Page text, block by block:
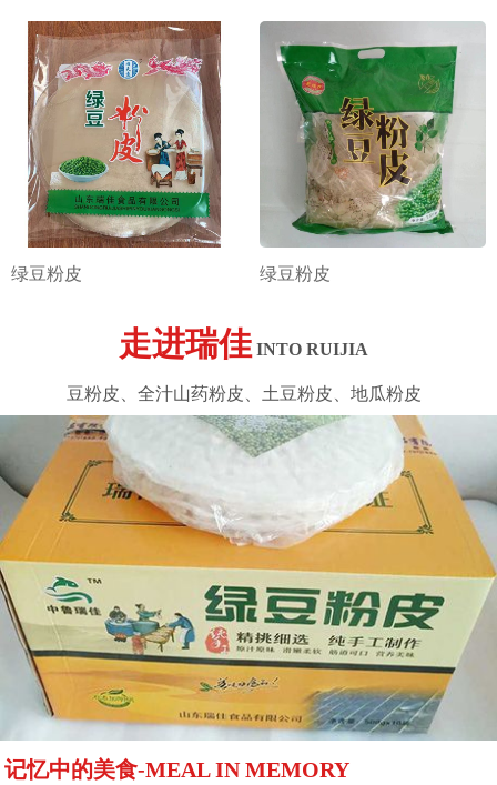
绿豆粉皮 绿豆粉皮
走进瑞佳 INTO RUIJIA
豆粉皮、全汁山药粉皮、土豆粉皮、地瓜粉皮
记忆中的美食-MEAL IN MEMORY